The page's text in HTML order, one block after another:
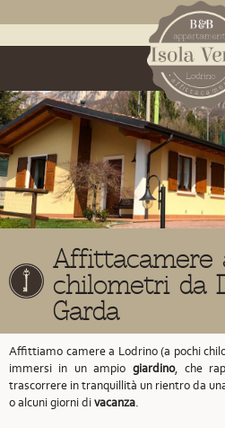
Affittacamere
chilometri da
Garda
Affittiamo camere a Lodrino (a pochi
immersi in un ampio giardino, che
trascorrere in tranquillità un rientro da
o alcuni giorni divacanza.